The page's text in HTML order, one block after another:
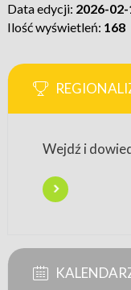
Data edycji: 2026-
Ilość wyświetleń: 168
Wejdź i